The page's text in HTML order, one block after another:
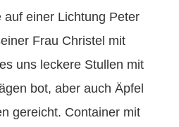
auf einer Lichtung Peter
Frau Christel mit
uns leckere Stullen mit
bot, aber auch Äpfel
gereicht. Container mit